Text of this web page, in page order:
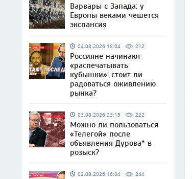
Варвары с Запада: у
Европы веками чешется
экспансия
04.08.2026 18:04 212
Россияне начинают
«распечатывать
кубышки»: стоит ли
радоваться оживлению
рынка?
03.08.2026 23:15 222
Можно ли пользоваться
«Телегой» после
объявления Дурова* в
розыск?
02.08.2026 16:04 244